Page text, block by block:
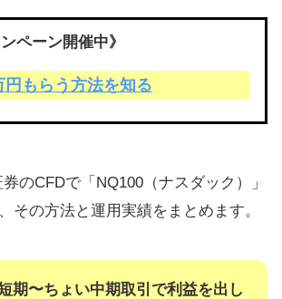
ペーン開催中》
円もらう方法を知る
のCFDで「NQ100（ナスダック）」
その方法と運用実績をまとめます。
期〜ちょい中期取引で利益を出し